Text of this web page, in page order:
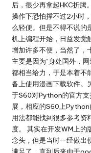
后，很少再拿起HKC折腾
操作下恐怕撑不过2小时
么轻便。但是不得不说的
机上编程开始，日益发觉
增加许多不便，当然了，
主要是因为“身处国外，
都相当给力，于是本着不
备上使用漫画下载软件
于S60对Python的官方
展，相应的S60上
用法都能找到很多参考资
度。 其实在开发WM上的
念头，但是当时一经做出